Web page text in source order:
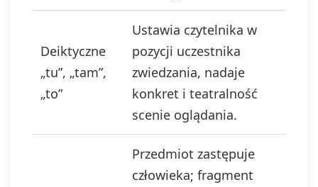
Deiktyczne
„tu”, „tam”,
„to”
Ustawia czytelnika w
pozycji uczestnika
zwiedzania, nadaje
konkret i teatralność
scenie oglądania.
Przedmiot zastępuje
człowieka; fragment